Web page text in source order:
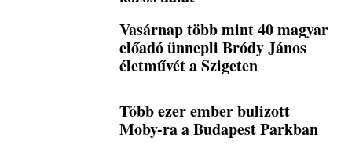
Vasárnap több mint 40 magyar
előadó ünnepli Bródy János
életművét a Szigeten
Több ezer ember bulizott
Moby-ra a Budapest Parkban